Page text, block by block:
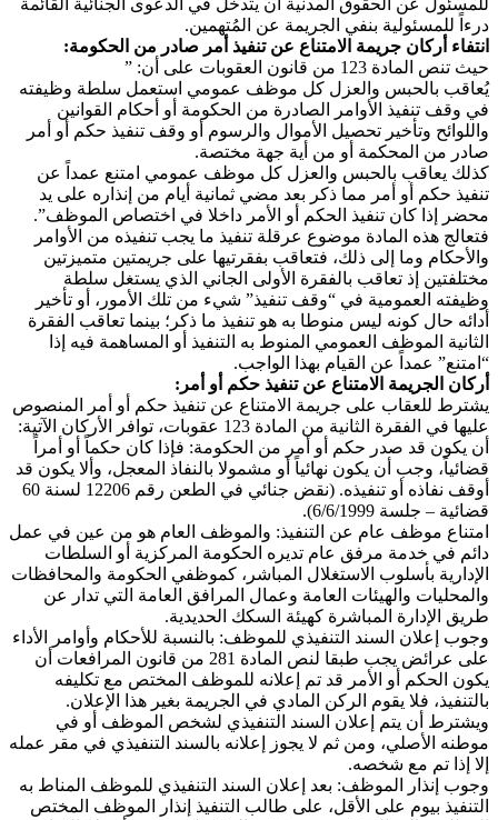
درءاً للمسئولية بنفي الجريمة عن المُتهمين.
انتفاء أركان جريمة الامتناع عن تنفيذ أمر صادر من الحكومة:
حيث تنص المادة 123 من قانون العقوبات على أن: ”
يُعاقب بالحبس والعزل كل موظف عمومي استعمل سلطة وظيفته
في وقف تنفيذ الأوامر الصادرة من الحكومة أو أحكام القوانين
واللوائح وتأخير تحصيل الأموال والرسوم أو وقف تنفيذ حكم أو أمر
صادر من المحكمة أو من أية جهة مختصة.
كذلك يعاقب بالحبس والعزل كل موظف عمومي امتنع عمداً عن
تنفيذ حكم أو أمر مما ذكر بعد مضي ثمانية أيام من إنذاره على يد
محضر إذا كان تنفيذ الحكم أو الأمر داخلا في اختصاص الموظف”.
فتعالج هذه المادة موضوع عرقلة تنفيذ ما يجب تنفيذه من الأوامر
والأحكام وما إلى ذلك، فتعاقب بفقرتيها على جريمتين متميزتين
مختلفتين إذ تعاقب بالفقرة الأولى الجاني الذي يستغل سلطة
وظيفته العمومية في “وقف تنفيذ” شيء من تلك الأمور، أو تأخير
أدائه حال كونه ليس منوطا به هو تنفيذ ما ذكر؛ بينما تعاقب الفقرة
الثانية الموظف العمومي المنوط به التنفيذ أو المساهمة فيه إذا
“امتنع” عمداً عن القيام بهذا الواجب.
أركان الجريمة الامتناع عن تنفيذ حكم أو أمر:
يشترط للعقاب على جريمة الامتناع عن تنفيذ حكم أو أمر المنصوص
عليها في الفقرة الثانية من المادة 123 عقوبات، توافر الأركان الآتية:
أن يكون قد صدر حكم أو أمر من الحكومة: فإذا كان حكماً أو أمراً
قضائياً، وجب أن يكون نهائياً أو مشمولا بالنفاذ المعجل، وألا يكون قد
أوقف نفاذه أو تنفيذه. (نقض جنائي في الطعن رقم 12206 لسنة 60
قضائية – جلسة 6/6/1999).
امتناع موظف عام عن التنفيذ: والموظف العام هو من عين في عمل
دائم في خدمة مرفق عام تديره الحكومة المركزية أو السلطات
الإدارية بأسلوب الاستغلال المباشر، كموظفي الحكومة والمحافظات
والمحليات والهيئات العامة وعمال المرافق العامة التي تدار عن
طريق الإدارة المباشرة كهيئة السكك الحديدية.
وجوب إعلان السند التنفيذي للموظف: بالنسبة للأحكام وأوامر الأداء
على عرائض يجب طبقا لنص المادة 281 من قانون المرافعات أن
يكون الحكم أو الأمر قد تم إعلانه للموظف المختص مع تكليفه
بالتنفيذ، فلا يقوم الركن المادي في الجريمة بغير هذا الإعلان.
ويشترط أن يتم إعلان السند التنفيذي لشخص الموظف أو في
موطنه الأصلي، ومن ثم لا يجوز إعلانه بالسند التنفيذي في مقر عمله
إلا إذا تم مع شخصه.
وجوب إنذار الموظف: بعد إعلان السند التنفيذي للموظف المناط به
التنفيذ بيوم على الأقل، على طالب التنفيذ إنذار الموظف المختص